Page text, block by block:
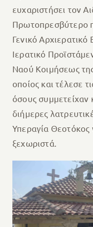
ευχαριστήσει τον
Πρωτοπρεσβύτερο
Γενικό
Ιερατικό
Ναού Κοιμήσεως
οποίος και τέλεσε
όσους συμμετείχαν
διήμερες
Υπεραγία Θεοτόκος
ξεχωριστά.